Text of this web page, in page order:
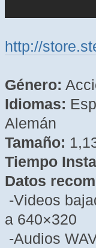
http://
Género:
Idiomas:
Alemán
Tamaño:
Tiempo
Datos
-Videos
a 640×320
-Audios